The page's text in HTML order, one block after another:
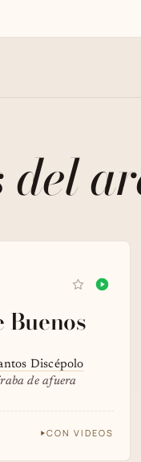
Buenos
Discépolo
de afuera
CON VIDEOS